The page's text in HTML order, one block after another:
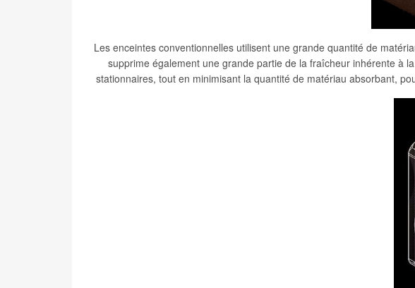
Les enceintes conventionnelles utilisent une grande quantité de
supprime également une grande partie de la fraîcheur inhérente à
stationnaires, tout en minimisant la quantité de matériau absorbant,